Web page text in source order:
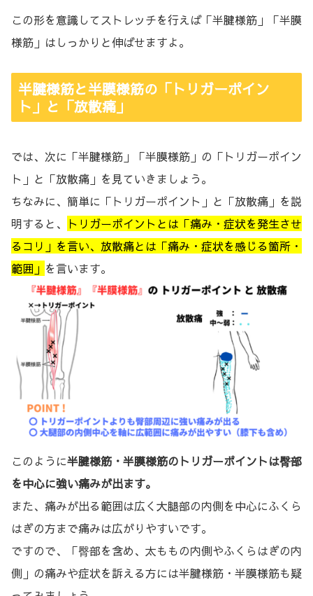
この形を意識してストレッチを行えば「半腱様筋」「半膜
様筋」はしっかりと伸ばせますよ。
半腱様筋と半膜様筋の「トリガーポイン
ト」と「放散痛」
では、次に「半腱様筋」「半膜様筋」の「トリガーポイン
ト」と「放散痛」を見ていきましょう。
ちなみに、簡単に「トリガーポイント」と「放散痛」を説
明すると、
トリガーポイントとは「痛み・症状を発生させ
るコリ」を言い、放散痛とは「痛み・症状を感じる箇所・
範囲」 を言います。
このように半腱様筋・半膜様筋のトリガーポイントは臀部
を中心に強い痛みが出ます。
また、痛みが出る範囲は広く大腿部の内側を中心にふくら
はぎの方まで痛みは広がりやすいです。
ですので、「臀部を含め、太ももの内側やふくらはぎの内
側」の痛みや症状を訴える方には半腱様筋・半膜様筋も疑